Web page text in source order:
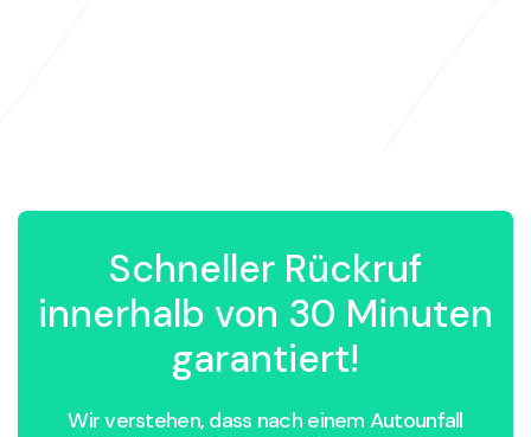
Schneller Rückruf
innerhalb von 30 Minuten
garantiert!
Wir verstehen, dass nach einem Autounfall